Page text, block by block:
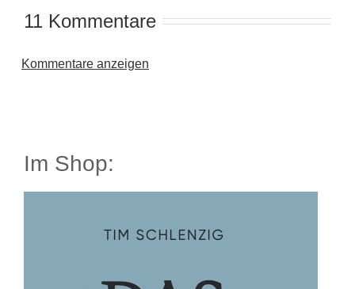
11 Kommentare
Kommentare anzeigen
Im Shop: